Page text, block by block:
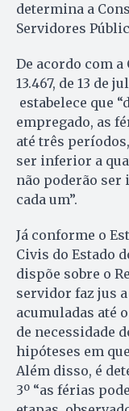
determina a
Servidores
De acordo com
13.467, de 13 de
estabelece que
empregado, as
até três
ser inferior a
não poderão
cada um”.
Já conforme o
Civis do Estado
dispõe sobre o
servidor faz jus
acumuladas até
de necessidade
hipóteses em
Além disso, é
3º “as férias